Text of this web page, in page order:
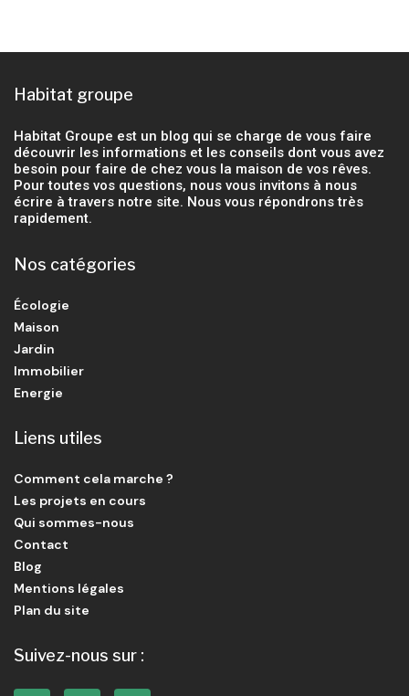
Habitat groupe
Habitat Groupe est un blog qui se charge de vous faire
découvrir les informations et les conseils dont vous avez
besoin pour faire de chez vous la maison de vos rêves.
Pour toutes vos questions, nous vous invitons à nous
écrire à travers notre site. Nous vous répondrons très
rapidement.
Nos catégories
Écologie
Maison
Jardin
Immobilier
Energie
Liens utiles
Comment cela marche ?
Les projets en cours
Qui sommes-nous
Contact
Blog
Mentions légales
Plan du site
Suivez-nous sur :